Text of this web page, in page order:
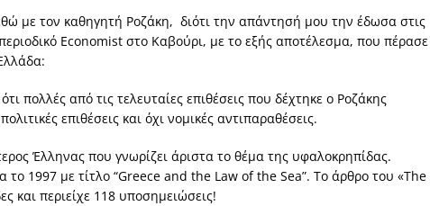
με τον καθηγητή Ροζάκη, διότι την απάντησή μου την έδωσα στις
Economist στο Καβούρι, με το εξής αποτέλεσμα, που πέρασε
πολλές από τις τελευταίες επιθέσεις που δέχτηκε ο Ροζάκης
επιθέσεις και όχι νομικές αντιπαραθέσεις.
Έλληνας που γνωρίζει άριστα το θέμα της υφαλοκρηπίδας.
1997 με τίτλο “Greece and the Law of the Sea”. Το άρθρο του «The
και περιείχε 118 υποσημειώσεις!